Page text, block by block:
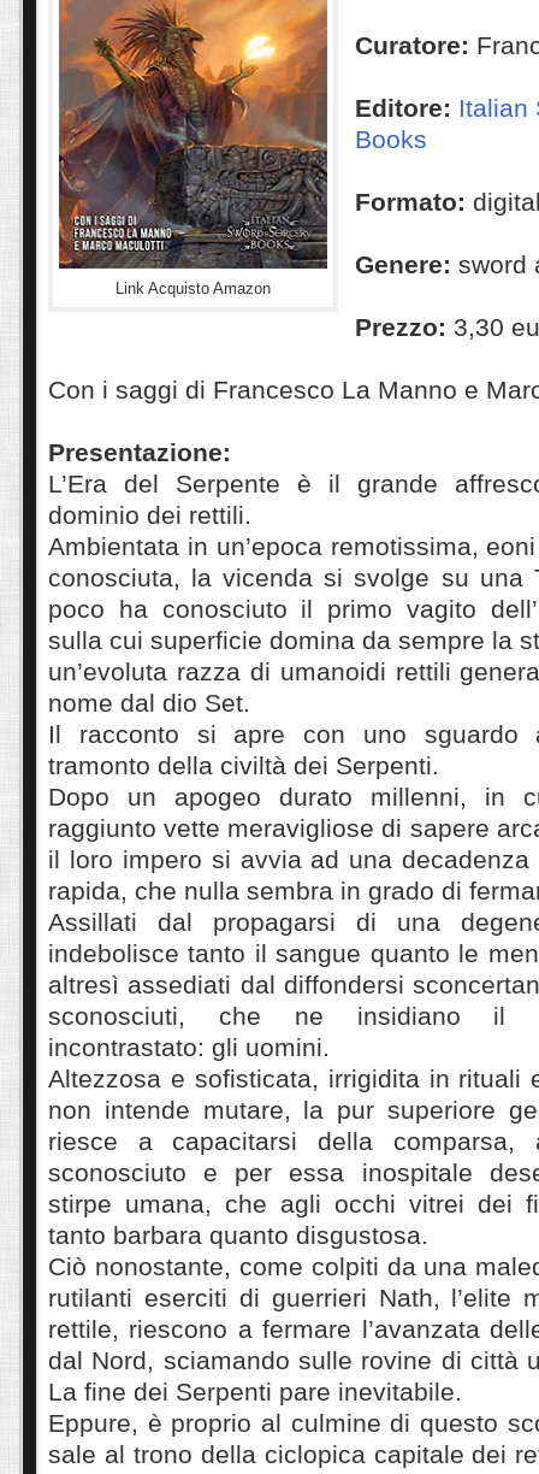
Link Acquisto Amazon
Curatore:
Editore: Italian
Books
Formato:
Genere:sword
Prezzo: 3,30
Con i saggi di Francesco La Manno e
Presentazione:
L’Era del Serpente è il grande
dominio dei rettili.
Ambientata in un’epoca remotissima,
conosciuta, la vicenda si svolge su una
poco ha conosciuto il primo vagito
sulla cui superficie domina da sempre la
un’evoluta razza di umanoidi rettili
nome dal dio Set.
Il racconto si apre con uno sguardo
tramonto della civiltà dei Serpenti.
Dopo un apogeo durato millenni, in
raggiunto vette meravigliose di sapere
il loro impero si avvia ad una
rapida, che nulla sembra in grado di
Assillati dal propagarsi di una
indebolisce tanto il sangue quanto le
altresì assediati dal diffondersi
sconosciuti, che ne insidiano il
incontrastato: gli uomini.
Altezzosa e sofisticata, irrigidita in rituali
non intende mutare, la pur superiore
riesce a capacitarsi della comparsa,
sconosciuto e per essa inospitale
stirpe umana, che agli occhi vitrei dei
tanto barbara quanto disgustosa.
Ciò nonostante, come colpiti da una
rutilanti eserciti di guerrieri Nath, l’elite
rettile, riescono a fermare l’avanzata
dal Nord, sciamando sulle rovine di città
La fine dei Serpenti pare inevitabile.
Eppure, è proprio al culmine di questo
sale al trono della ciclopica capitale dei